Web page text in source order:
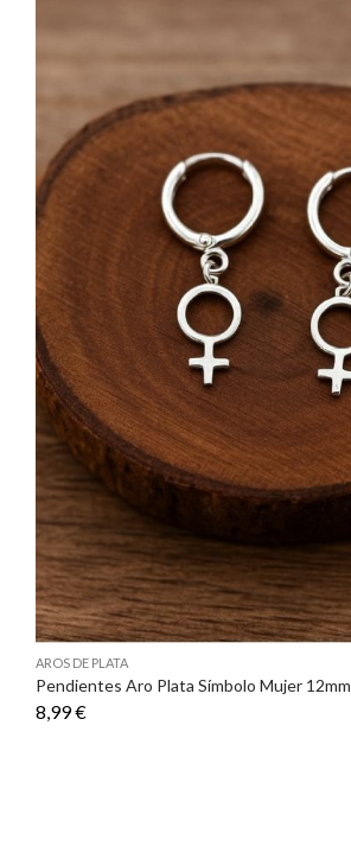
AROS DE PLATA
Pendientes Aro Plata Símbolo Mujer 12mm
8,99 €